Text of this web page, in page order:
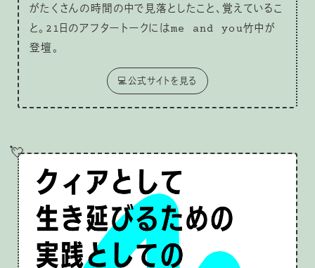
がたくさんの時間の中で見落としたこと、覚えているこ
と。21日のアフタートークにはme and you竹中が
登壇。
💻公式サイトを見る
💘